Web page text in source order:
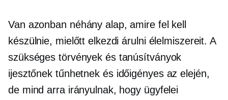
Van azonban néhány alap, amire fel kell
készülnie, mielőtt elkezdi árulni élelmiszereit. A
szükséges törvények és tanúsítványok
ijesztőnek tűnhetnek és időigényesaz elején,
de mind arra irányulnak, hogy ügyfelei